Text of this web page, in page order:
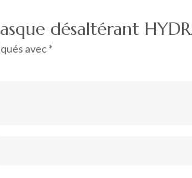
désaltérant
avec*